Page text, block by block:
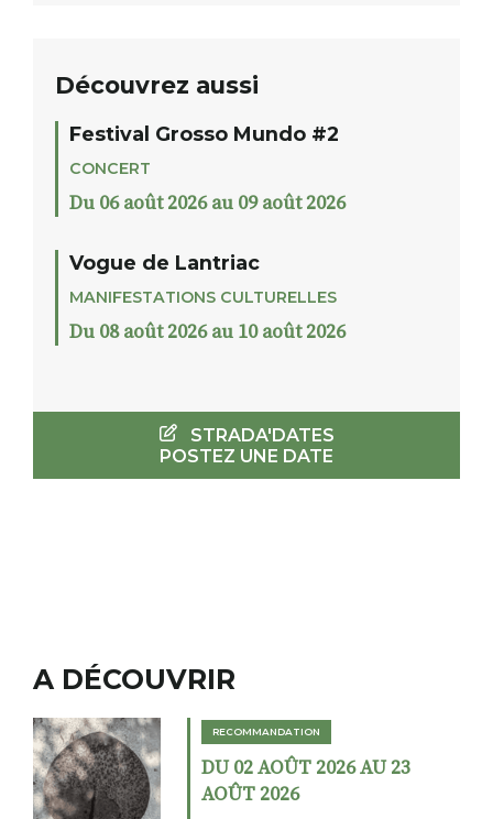
Découvrez aussi
Festival Grosso Mundo #2
CONCERT
Du 06 août 2026 au 09 août 2026
Vogue de Lantriac
MANIFESTATIONS CULTURELLES
Du 08 août 2026 au 10 août 2026
STRADA'DATES
POSTEZ UNE DATE
A DÉCOUVRIR
RECOMMANDATION
DU 02 AOÛT 2026 AU 23
AOÛT 2026